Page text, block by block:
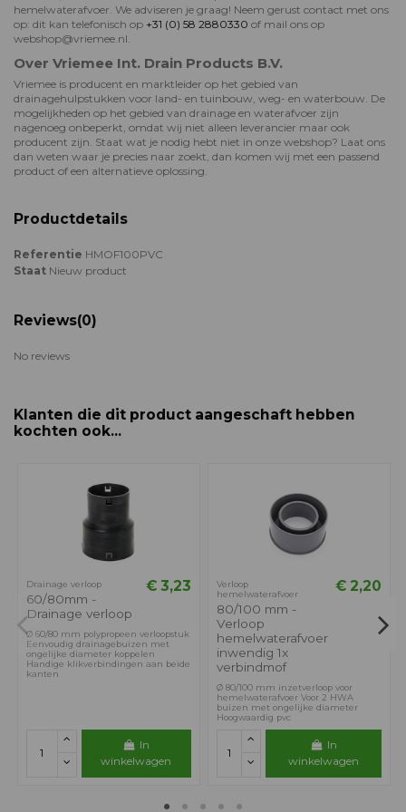
hemelwaterafvoer. We adviseren je graag! Neem gerust contact met ons
op: dit kan telefonisch op +31 (0) 58 2880330 of mail ons op
webshop@vriemee.nl.
Over Vriemee Int. Drain Products B.V.
Vriemee is producent en marktleider op het gebied van
drainagehulpstukken voor land- en tuinbouw, weg- en waterbouw. De
mogelijkheden op het gebied van drainage en waterafvoer zijn
nagenoeg onbeperkt, omdat wij niet alleen leverancier maar ook
producent zijn. Staat wat je nodig hebt niet in onze webshop? Laat ons
dan weten waar je precies naar zoekt, dan komen wij met een passend
product of een alternatieve oplossing.
Productdetails
Referentie HMOF100PVC
Staat Nieuw product
Reviews(0)
No reviews
Klanten die dit product aangeschaft hebben
kochten ook...
Drainage verloop
60/80mm -
Drainage verloop
€ 3,23
Ø 60/80 mm polypropeen verloopstuk
Eenvoudig drainagebuizen met
ongelijke diameter koppelen
Handige klikverbindingen aan beide
kanten
In
winkelwagen
Verloop
hemelwaterafvoer
80/100 mm -
Verloop
hemelwaterafvoer
inwendig 1x
verbindmof
€ 2,20
Ø 80/100 mm inzetverloop voor
hemelwaterafvoer Voor 2 HWA
buizen met ongelijke diameter
Hoogwaardig pvc
In
winkelwagen